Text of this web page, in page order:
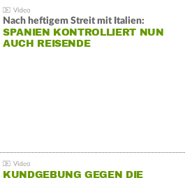
Nach heftigem Streit mit Italien:
SPANIEN KONTROLLIERT NUN
AUCH REISENDE
KUNDGEBUNG GEGEN DIE